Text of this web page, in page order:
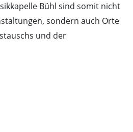
Bühl sind somit nicht
sondern auch Orte
und der